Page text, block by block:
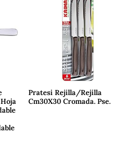
Pratesi Rejilla/Rejilla
Cm30X30 Cromada. Pse.